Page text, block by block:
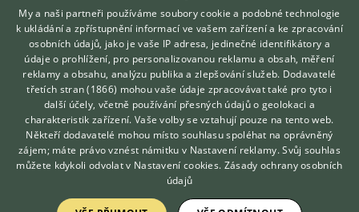
VÝBĚR VHODNÉHO PLEMENE
O nás
Kontakt
Možnosti zvýraznění inzerátů
Podmínky užití
Zpracování osobních údajů
Přihlášení
Hledáte zvířecího kamaráda?
Zdarma vám poradí
VETERINÁŘ ONLINE
KONZULTOVAT S
VETERINÁŘEM
My a naši partneři používáme soubory cookie a podobné technologie
k ukládání a zpřístupnění informací ve vašem zařízení a ke zpracování
osobních údajů, jako je vaše IP adresa, jedinečné identifikátory a
údaje o prohlížení, pro personalizovanou reklamu a obsah, měření
reklamy a obsahu, analýzu publika a zlepšování služeb. Dodavatelé
třetích stran (1866) mohou vaše údaje zpracovávat také pro tyto i
další účely, včetně používání přesných údajů o geolokaci a
charakteristik zařízení. Vaše volby se vztahují pouze na tento web.
Někteří dodavatelé mohou místo souhlasu spoléhat na oprávněný
zájem; máte právo vznést námitku v Nastavení reklamy. Svůj souhlas
můžete kdykoli odvolat v Nastavení cookies. Zásady ochrany osobních
údajů